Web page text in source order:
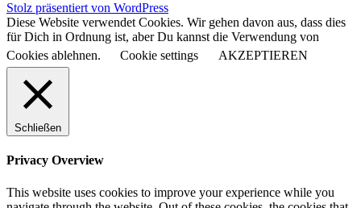
Stolz präsentiert von WordPress
Diese Website verwendet Cookies. Wir gehen davon aus, dass dies
für Dich in Ordnung ist, aber Du kannst die Verwendung von
Cookies ablehnen.
Cookie settings AKZEPTIEREN
Schließen
Privacy Overview
This website uses cookies to improve your experience while you